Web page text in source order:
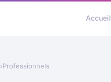
Accueil
›Professionnels